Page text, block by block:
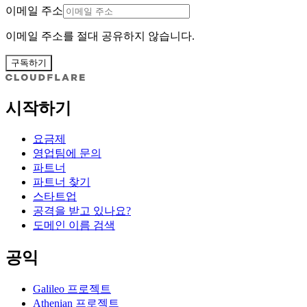
이메일 주소
이메일 주소를 절대 공유하지 않습니다.
구독하기
시작하기
요금제
영업팀에 문의
파트너
파트너 찾기
스타트업
공격을 받고 있나요?
도메인 이름 검색
공익
Galileo 프로젝트
Athenian 프로젝트